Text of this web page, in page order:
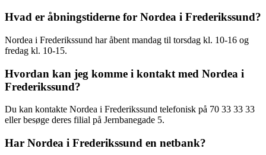
Hvad er åbningstiderne for Nordea i Frederikssund?
Nordea i Frederikssund har åbent mandag til torsdag kl. 10-16 og
fredag kl. 10-15.
Hvordan kan jeg komme i kontakt med Nordea i
Frederikssund?
Du kan kontakte Nordea i Frederikssund telefonisk på 70 33 33 33
eller besøge deres filial på Jernbanegade 5.
Har Nordea i Frederikssund en netbank?